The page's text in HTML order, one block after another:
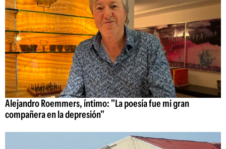
Alejandro Roemmers, íntimo: "La poesía fue mi gran
compañera en la depresión"